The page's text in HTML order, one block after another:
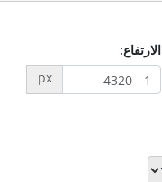
الارتفاع:
px